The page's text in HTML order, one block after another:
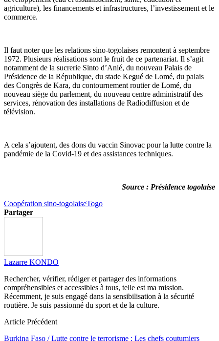
agriculture), les financements et infrastructures, l’investissement et le
commerce.
Il faut noter que les relations sino-togolaises remontent à septembre
1972. Plusieurs réalisations sont le fruit de ce partenariat. Il s’agit
notamment de la sucrerie Sinto d’Anié, du nouveau Palais de
Présidence de la République, du stade Kegué de Lomé, du palais
des Congrès de Kara, du contournement routier de Lomé, du
nouveau siège du parlement, du nouveau centre administratif des
services, rénovation des installations de Radiodiffusion et de
télévision.
A cela s’ajoutent, des dons du vaccin Sinovac pour la lutte contre la
pandémie de la Covid-19 et des assistances techniques.
Source : Présidence togolaise
Coopération sino-togolaiseTogo
Partager
Lazarre KONDO
Rechercher, vérifier, rédiger et partager des informations
compréhensibles et accessibles à tous, telle est ma mission.
Récemment, je suis engagé dans la sensibilisation à la sécurité
routière. Je suis passionné du sport et de la culture.
Article Précédent
Burkina Faso / Lutte contre le terrorisme : Les chefs coutumiers